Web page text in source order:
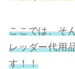
ここでは、そ
レッダー代用
す！！